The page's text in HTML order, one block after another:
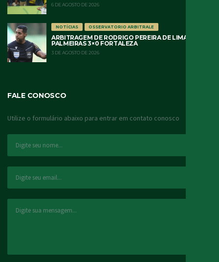
6 DE AGOSTO DE 2026
NOTÍCIAS OSSERVATORIO ARBITRALE
ARBITRAGEM DE RODRIGO PEREIRA DE LIMA
PALMEIRAS 3×0 FORTALEZA
3 DE AGOSTO DE 2026
FALE CONOSCO
Utilize o formulário abaixo para entrar em contato conosco